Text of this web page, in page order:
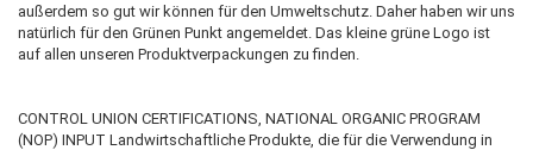
außerdem so gut wir können für den Umweltschutz. Daher haben wir uns
natürlich für den Grünen Punkt angemeldet. Das kleine grüne Logo ist
auf allen unseren Produktverpackungen zu finden.
CONTROL UNION CERTIFICATIONS, NATIONAL ORGANIC PROGRAM
(NOP) INPUT Landwirtschaftliche Produkte, die für die Verwendung in